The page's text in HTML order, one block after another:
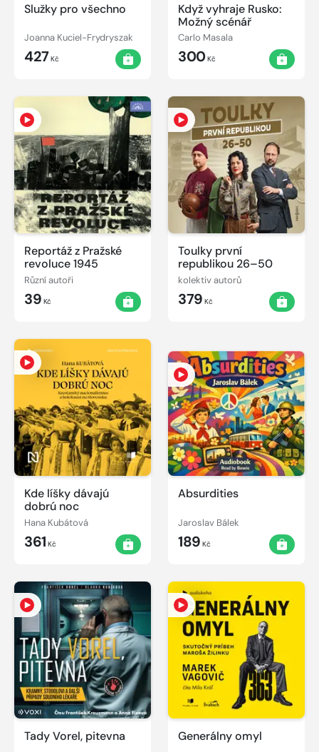
Služky pro všechno
Joanna Kuciel-Frydryszak
427Kč
Když vyhraje Rusko:
Možný scénář
Carlo Masala
300Kč
Reportáž z Pražské
revoluce 1945
Různí autoři
39 Kč
Toulky první
republikou 26–50
kolektiv autorů
379 Kč
Kde líšky dávajú
dobrú noc
Hana Kubátová
361 Kč
Absurdities
Jaroslav Bálek
189 Kč
Tady Vorel, pitevna Generálny omyl